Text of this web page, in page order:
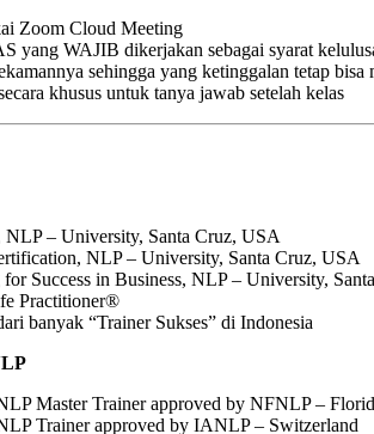
Zoom Cloud Meeting
yang WAJIB dikerjakan sebagai syarat
sehingga yang ketinggalan tetap
khusus untuk tanya jawab setelah kelas
– University, Santa Cruz, USA
NLP – University, Santa Cruz, USA
Success in Business, NLP – University,
Practitioner®️
banyak “Trainer Sukses” di Indonesia
Master Trainer approved by NFNLP –
Trainer approved by IANLP – Switzerland